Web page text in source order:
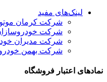
لینک‌های مفید
شرکت کرمان
شرکت
شرکت مدیران
شرکت بهمن
نمادهای اعتبار فروشگاه